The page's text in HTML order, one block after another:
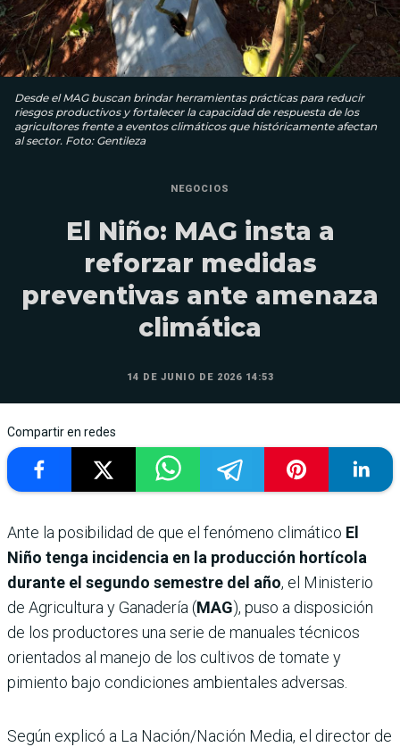
Desde el MAG buscan brindar herramientas prácticas para reducir
riesgos productivos y fortalecer la capacidad de respuesta de los
agricultores frente a eventos climáticos que históricamente afectan
al sector. Foto: Gentileza
NEGOCIOS
El Niño: MAG insta a
reforzar medidas
preventivas ante amenaza
climática
14 DE JUNIO DE 2026 14:53
Compartir en redes
Ante la posibilidad de que el fenómeno climático El
Niño tenga incidencia en la producción hortícola
durante el segundo semestre del año, el Ministerio
de Agricultura y Ganadería (MAG), puso a disposición
de los productores una serie de manuales técnicos
orientados al manejo de los cultivos de tomate y
pimiento bajo condiciones ambientales adversas.
Según explicó a La Nación/Nación Media, el director de